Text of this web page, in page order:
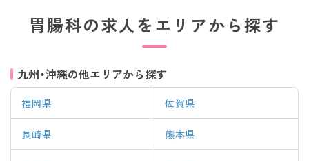
胃腸科の求人をエリアから探す
九州・沖縄の他エリアから探す
福岡県 佐賀県
長崎県 熊本県